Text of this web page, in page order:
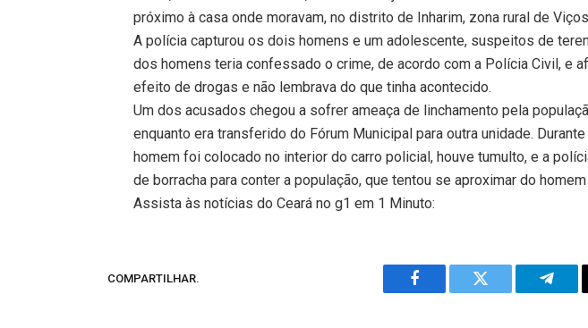
próximo à casa onde moravam, no distrito de Inharim, zona rural de
A polícia capturou os dois homens e um adolescente, suspeitos de
dos homens teria confessado o crime, de acordo com a Polícia Civil, e
efeito de drogas e não lembrava do que tinha acontecido.
Um dos acusados chegou a sofrer ameaça de linchamento pela
enquanto era transferido do Fórum Municipal para outra unidade.
homem foi colocado no interior do carro policial, houve tumulto, e a
de borracha para conter a população, que tentou se aproximar do
Assista às notícias do Ceará no g1 em 1 Minuto:
COMPARTILHAR.
Facebook Twitter